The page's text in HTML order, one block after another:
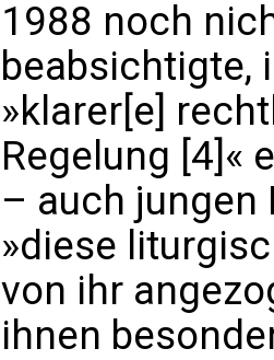
1988 noch
beabsichtigte,
»klarer[e]
Regelung [4]«
– auch jungen
»diese
von ihr
ihnen